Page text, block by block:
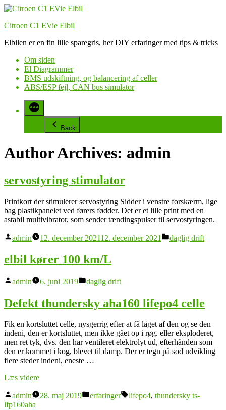
Videre
indhold
Citroen C1 EVie Elbil
Elbilen er en fin lille sparegris, her DIY erfaringer med tips & tricks
Om siden
El Diagrammer
BMS udskiftning, og balancering af celler
ABS/ESP fejl, CAN bus simulator
Back
Author Archives: admin
servostyring stimulator
Printkort der stimulerer servostyring Sidder i venstre forskærm, lige
bag plastikpanelet ved førers fødder. Det er et lille print med en
astabil multivibrator, som sender tændingspulser til servostyringen.
Posted
admin 12. december 202112. december 2021
Posted
daglig drift
elbil kører 100 km/L
Posted
admin 6. juni 2019
Posted
daglig drift
Defekt thundersky aha160 lifepo4 celle
Fik en kortsluttet celle, nysgerrig efter at få låget af den og se den
indeni, den er kortsluttet, men ikke gået op i røg. eller eksploderet,
men ret tyk, dvs. den har ventileret elektrolyt ud, efterhånden som
den er kommet i kog, blevet til damp. Der er tegn på sod udvikling
flere steder indeni, eneste …
Læs videre“Defekt
aha160
Posted
by
admin 28. maj 2019
Posted
erfaringer Tags:
lifepo4, thundersky ts-
lfp160aha